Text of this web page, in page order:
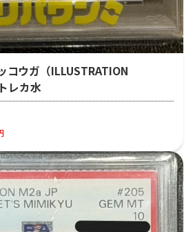
コウガ（ILLUSTRATION
レカ水